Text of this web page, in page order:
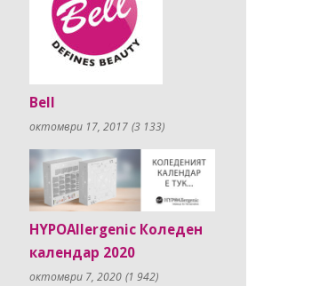
Bell
октомври 17, 2017 (3 133)
HYPOAllergenic Коледен
календар 2020
октомври 7, 2020 (1 942)